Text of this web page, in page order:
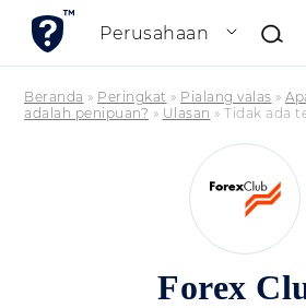
Perusahaan
Beranda » Peringkat » Pialang valas »
adalah penipuan? » Ulasan » Tidak ada
Forex